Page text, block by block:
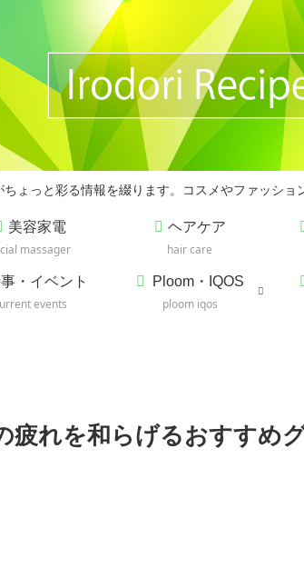
ょっと彩る情報を綴ります。コスメやファッショ
美容家電
massager
ヘアケア
hair care
・イベント
events
Ploom・IQOS
ploom iqos
疲れを和らげるおすすめ